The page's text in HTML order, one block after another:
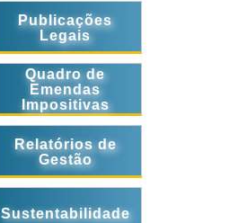
Publicações
Legais
Quadro de
Emendas
Impositivas
Relatórios de
Gestão
Sustentabilidade